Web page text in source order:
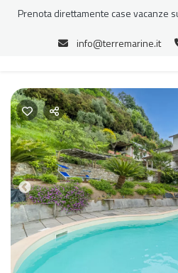
Previous
Prenota direttamente case vacanze
info@terremarine.it